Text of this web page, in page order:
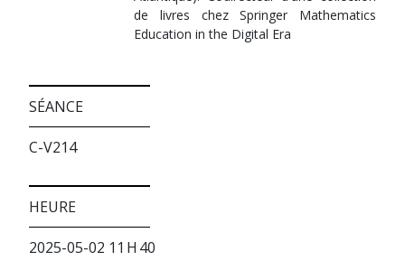
de livres chez Springer Mathematics
Education in the Digital Era
SÉANCE
C-V214
HEURE
2025-05-02 11 H 40